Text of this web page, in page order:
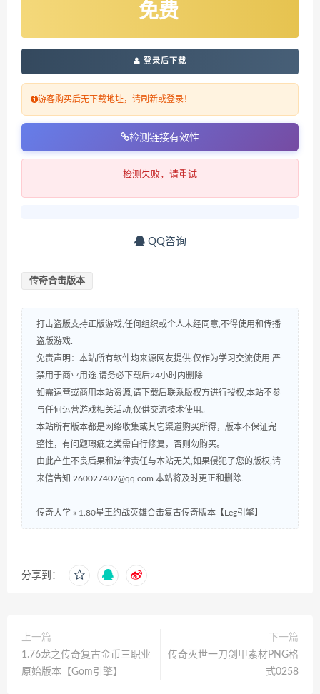
免费
登录后下载
游客购买后无下载地址，请刷新或登录！
检测链接有效性
检测失败，请重试
QQ咨询
传奇合击版本
打击盗版支持正版游戏,任何组织或个人未经同意,不得使用和传播
盗版游戏.
免责声明：本站所有软件均来源网友提供.仅作为学习交流使用.严
禁用于商业用途.请务必下载后24小时内删除.
如需运营或商用本站资源,请下载后联系版权方进行授权,本站不参
与任何运营游戏相关活动,仅供交流技术使用。
本站所有版本都是网络收集或其它渠道购买所得，版本不保证完
整性，有问题瑕疵之类需自行修复，否则勿购买。
由此产生不良后果和法律责任与本站无关,如果侵犯了您的版权,请
来信告知 260027402@qq.com 本站将及时更正和删除.
传奇大学 » 1.80星王约战英雄合击复古传奇版本【Leg引擎】
分享到：
上一篇
1.76龙之传奇复古金币三职业
原始版本【Gom引擎】
下一篇
传奇灭世一刀剑甲素材PNG格
式0258